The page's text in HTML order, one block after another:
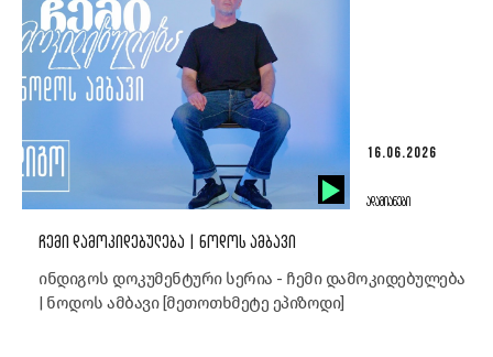
16.06.2026
ᲐᲓᲐᲛᲘᲐᲜᲔᲑᲘ
ᲩᲔᲛᲘ ᲓᲐᲛᲝᲙᲘᲓᲔᲑᲣᲚᲔᲑᲐ | ᲜᲝᲓᲝᲡ ᲐᲛᲑᲐᲕᲘ
ინდიგოს დოკუმენტური სერია - ჩემი დამოკიდებულება
| ნოდოს ამბავი [მეთოთხმეტე ეპიზოდი]